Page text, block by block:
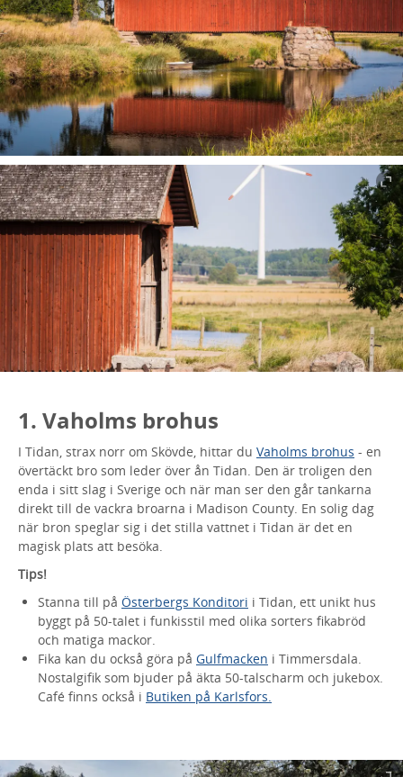
1. Vaholms brohus
I Tidan, strax norr om Skövde, hittar du Vaholms brohus - en
övertäckt bro som leder över ån Tidan. Den är troligen den
enda i sitt slag i Sverige och när man ser den går tankarna
direkt till de vackra broarna i Madison County. En solig dag
när bron speglar sig i det stilla vattnet i Tidan är det en
magisk plats att besöka.
Tips!
Stanna till på Österbergs Konditori i Tidan, ett unikt hus
byggt på 50-talet i funkisstil med olika sorters fikabröd
och matiga mackor.
Fika kan du också göra på Gulfmacken i Timmersdala.
Nostalgifik som bjuder på äkta 50-talscharm och jukebox.
Café finns också i Butiken på Karlsfors.